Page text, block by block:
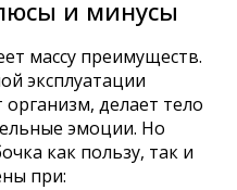
и минусы
массу преимуществ.
эксплуатации
делает тело
эмоции. Но
как пользу, так и
при:
16